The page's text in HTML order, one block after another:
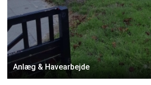
Anlæg & Havearbejde